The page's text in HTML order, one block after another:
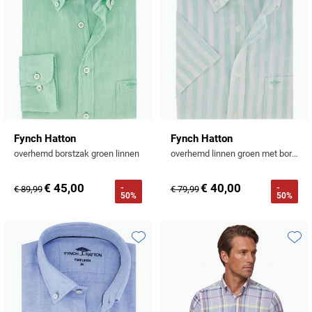
Profuomo
Seidensticker
State of Art
Tommy Hilfiger
Vanguard
Roy Robson
Schiesser
Slater
Superdry
Tenson
Thomas Maine
Fynch Hatton
overhemd borstzak groen linnen
€ 89,99€ 45,00
-
50%
Fynch Hatton
overhemd linnen groen met borstzak
€ 79,99€ 40,00
-
50%
Toevoegen aan favorieten